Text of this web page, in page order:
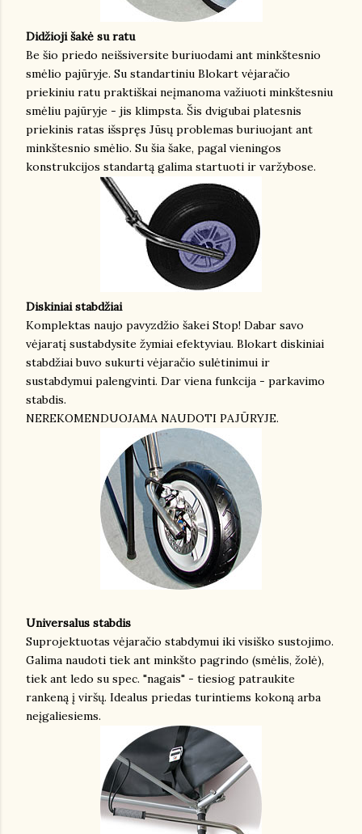
Didžioji šakė su ratu
Be šio priedo neišsiversite buriuodami ant minkštesnio
smėlio pajūryje. Su standartiniu Blokart vėjaračio
priekiniu ratu praktiškai neįmanoma važiuoti minkštesniu
smėliu pajūryje - jis klimpsta. Šis dvigubai platesnis
priekinis ratas išspręs Jūsų problemas buriuojant ant
minkštesnio smėlio. Su šia šake, pagal vieningos
konstrukcijos standartą galima startuoti ir varžybose.
Diskiniai stabdžiai
Komplektas naujo pavyzdžio šakei Stop! Dabar savo
vėjaratį sustabdysite žymiai efektyviau. Blokart diskiniai
stabdžiai buvo sukurti vėjaračio sulėtinimui ir
sustabdymui palengvinti. Dar viena funkcija - parkavimo
stabdis.
NEREKOMENDUOJAMA NAUDOTI PAJŪRYJE.
Universalus stabdis
Suprojektuotas vėjaračio stabdymui iki visiško sustojimo.
Galima naudoti tiek ant minkšto pagrindo (smėlis, žolė),
tiek ant ledo su spec. "nagais" - tiesiog patraukite
rankeną į viršų. Idealus priedas turintiems kokoną arba
neįgaliesiems.